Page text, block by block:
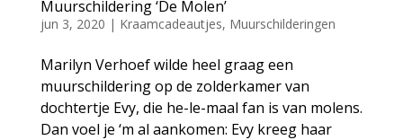
Muurschildering ‘De Molen’
jun 3, 2020 | Kraamcadeautjes, Muurschilderingen
Marilyn Verhoef wilde heel graag een
muurschildering op de zolderkamer van
dochtertje Evy, die he-le-maal fan is van molens.
Dan voel je ‘m al aankomen: Evy kreeg haar